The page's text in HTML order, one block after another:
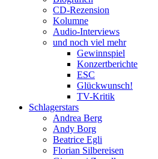
CD-Rezension
Kolumne
Audio-Interviews
und noch viel mehr
Gewinnspiel
Konzertberichte
ESC
Glückwunsch!
TV-Kritik
Schlagerstars
Andrea Berg
Andy Borg
Beatrice Egli
Florian Silbereisen